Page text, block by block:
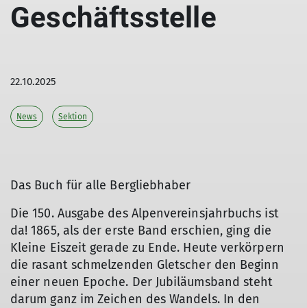
Geschäftsstelle
22.10.2025
News Sektion
Das Buch für alle Bergliebhaber
Die 150. Ausgabe des Alpenvereinsjahrbuchs ist
da! 1865, als der erste Band erschien, ging die
Kleine Eiszeit gerade zu Ende. Heute verkörpern
die rasant schmelzenden Gletscher den Beginn
einer neuen Epoche. Der Jubiläumsband steht
darum ganz im Zeichen des Wandels. In den